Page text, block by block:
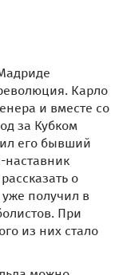
Карло
и вместе со
за Кубком
его бывший
наставник
о
получил в
При
из них стало